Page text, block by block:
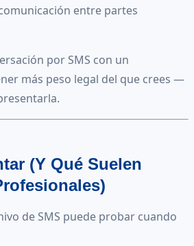
entre partes
por SMS con un
más peso legal del que crees —
(Y Qué Suelen
de SMS puede probar cuando